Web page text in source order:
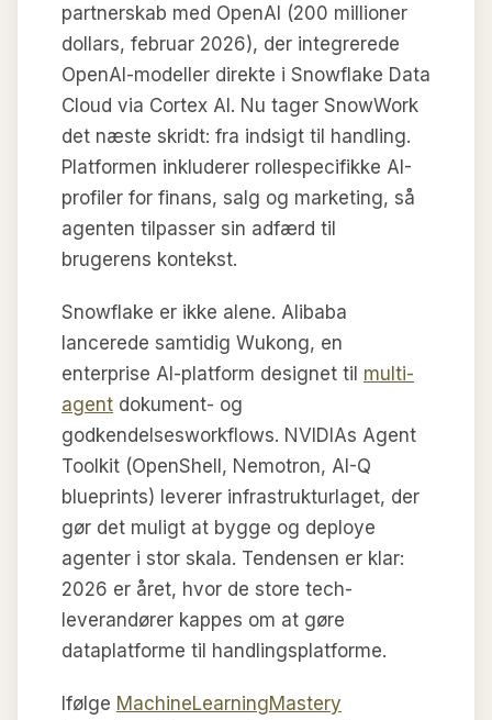
partnerskab med OpenAI (200 millioner
dollars, februar 2026), der integrerede
OpenAI-modeller direkte i Snowflake Data
Cloud via Cortex AI. Nu tager SnowWork
det næste skridt: fra indsigt til handling.
Platformen inkluderer rollespecifikke AI-
profiler for finans, salg og marketing, så
agenten tilpasser sin adfærd til
brugerens kontekst.
Snowflake er ikke alene. Alibaba
lancerede samtidig Wukong, en
enterprise AI-platform designet til multi-
agent dokument- og
godkendelsesworkflows. NVIDIAs Agent
Toolkit (OpenShell, Nemotron, AI-Q
blueprints) leverer infrastrukturlaget, der
gør det muligt at bygge og deploye
agenter i stor skala. Tendensen er klar:
2026 er året, hvor de store tech-
leverandører kappes om at gøre
dataplatforme til handlingsplatforme.
Ifølge MachineLearningMastery